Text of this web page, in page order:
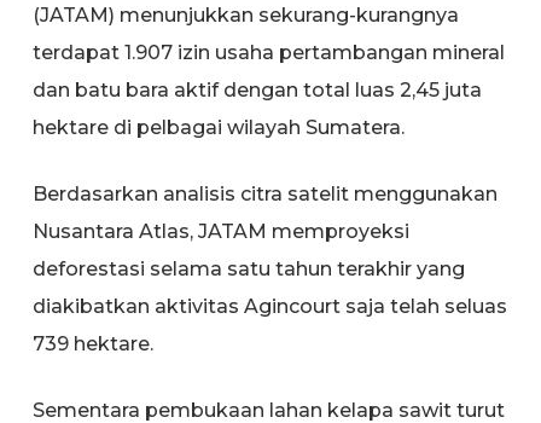
(JATAM) menunjukkan sekurang-kurangnya
terdapat 1.907 izin usaha pertambangan mineral
dan batu bara aktif dengan total luas 2,45 juta
hektare di pelbagai wilayah Sumatera.
Berdasarkan analisis citra satelit menggunakan
Nusantara Atlas, JATAM memproyeksi
deforestasi selama satu tahun terakhir yang
diakibatkan aktivitas Agincourt saja telah seluas
739 hektare.
Sementara pembukaan lahan kelapa sawit turut